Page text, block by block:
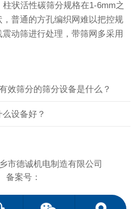
状活性碳筛分规格在1-6mm之
普通的方孔编织网难以把控规
动筛进行处理，带筛网多采用
效筛分的筛分设备是什么？
设备好？
市德诚机电制造有限公司
备案号：